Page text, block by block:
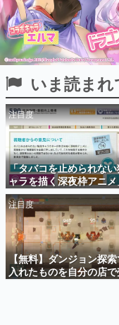
インタビュー
連載・特
殿堂入
SNS拡散
ど。多く
事をまと
ゲーム
名作ゲー
聞きし、
きます。
赫本
この物語
の形をし
新世代
これから
の姿を追
いま読ま
注目度
「タバコを止められな
ャラを描く深夜枠アニ
聴者の一部から批判意
薬物の使用と思わしき
めて、BPOが議論を交
注目度
【無料】ダンジョン探
入れたものを自分の店
ーム『Moonlighter』が